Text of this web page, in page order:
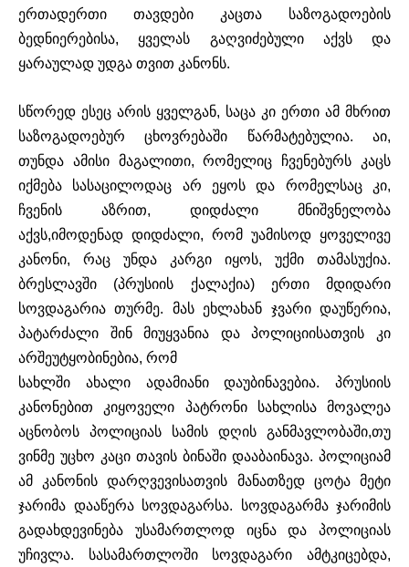
ერთადერთი
თავდები კაცთა
საზოგადოების
ბედნიერებისა, ყველას გაღვიძებული აქვს
და
ყარაულად უდგა თვით კანონს.
სწორედ ესეც არის ყველგან, საცა კი ერთი ამ მხრით
საზოგადოებურ
ცხოვრებაში წარმატებულია.აი,
თუნდა ამისი მაგალითი,რომელიც ჩვენებურს
კაცს
იქმება სასაცილოდაც არ ეყოს და რომელსაც კი,
ჩვენის
აზრით, დიდძალი
მნიშვნელობა
აქვს,იმოდენად დიდძალი, რომ უამისოდ ყოველივე
კანონი, რაც უნდა კარგი იყოს, უქმი თამასუქია.
ბრესლავში (პრუსიის ქალაქია) ერთი
მდიდარი
სოვდაგარია თურმე. მას ეხლახან ჯვარი დაუწერია,
პატარძალი
შინ მიუყვანია და პოლიციისათვის
კი
არშეუტყობინებია, რომ
სახლში
ახალი ადამიანი დაუბინავებია. პრუსიის
კანონებით
კიყოველი პატრონი სახლისა
მოვალეა
აცნობოს
პოლიციას სამის დღის განმავლობაში,თუ
ვინმე უცხო კაცი თავის ბინაში დააბაინავა. პოლიციამ
ამ
კანონისდარღვევისათვის მანათზედ ცოტა
მეტი
ჯარიმა დააწერა სოვდაგარსა. სოვდაგარმა ჯარიმის
გადახდევინება
უსამართლოდ იცნა და
პოლიციას
უჩივლა. სასამართლოში სოვდაგარი ამტკიცებდა,